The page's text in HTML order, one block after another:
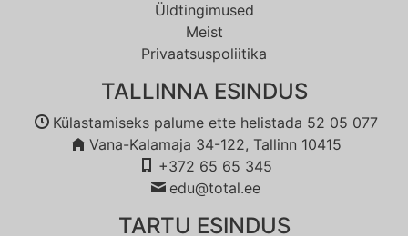
Üldtingimused
Meist
Privaatsuspoliitika
TALLINNA ESINDUS
Külastamiseks palume ette helistada 52 05 077
Vana-Kalamaja 34-122, Tallinn 10415
+372 65 65 345
edu@total.ee
TARTU ESINDUS